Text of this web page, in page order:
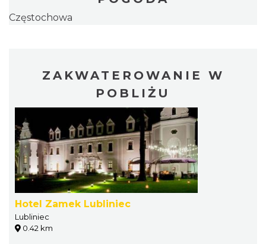
Częstochowa
ZAKWATEROWANIE W
POBLIŻU
Hotel Zamek Lubliniec
Lubliniec
0.42 km